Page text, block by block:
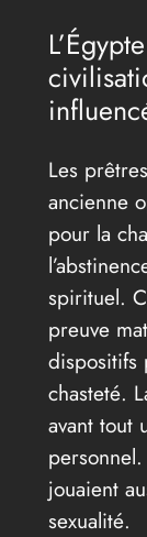
Les
ancienne
pour la
spirituel.
preuve
dispositifs
chasteté.
avant tout
jouaient
sexualité.